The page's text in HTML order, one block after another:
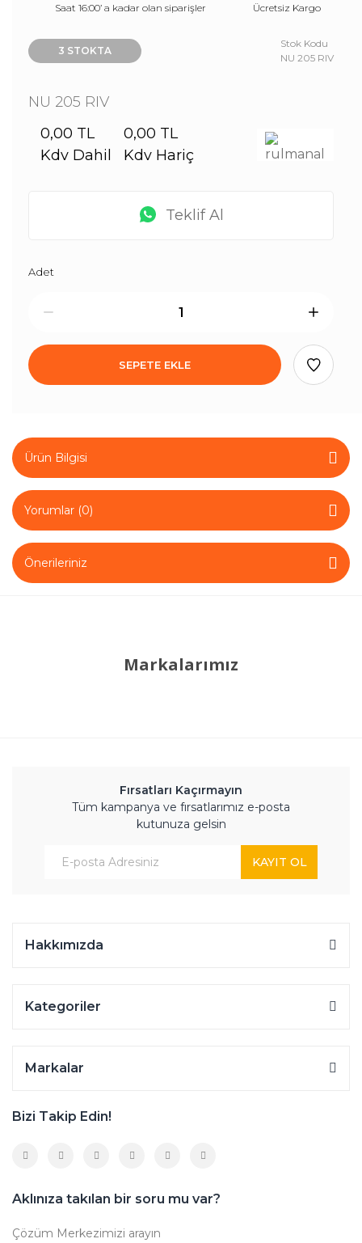
Saat 16:00’ a kadar olan siparişler
Ücretsiz Kargo
3 STOKTA
Stok Kodu
NU 205 RIV
NU 205 RIV
0,00 TL
Kdv Dahil
0,00 TL
Kdv Hariç
Teklif Al
Adet
SEPETE EKLE
Ürün Bilgisi
Yorumlar (0)
Önerileriniz
Markalarımız
Fırsatları Kaçırmayın
Tüm kampanya ve fırsatlarımız e-posta
kutunuza gelsin
KAYIT OL
Hakkımızda
Kategoriler
Markalar
Bizi Takip Edin!
Aklınıza takılan bir soru mu var?
Çözüm Merkezimizi arayın